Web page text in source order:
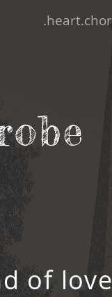
of love